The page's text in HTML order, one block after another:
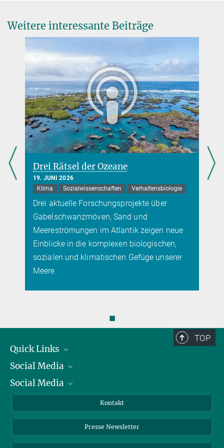
Freischwanz-Fledermaus ist der schnellste Flieger
im Tierreich
9. NOVEMBER 2016
Fledermäuse sind nicht nur gewandte Flieger, sondern auch
rekordverdächtig schnell
mehr
Glasfassaden – Fallen für Fledermäuse
7. SEPTEMBER 2017
Fledermäuse nehmen glatte senkrechte Flächen erst kurz vor dem
Aufprall wahr und können so einen Zusammenstoß oft nicht
Weitere interessante Beiträge
Drei Rätsel der Ozeane
19. JUNI 2026
Klima
Sozialwissenschaften Verhaltensbiologie
Drei aktuelle Forschungsprojekte über
Gabelschwanzmöven, Sand und
Meereströmungen im Atlantik zeigen neue
Einblicke in die komplexen biologischen,
sozialen und klimatischen Gefüge unserer
Meere
◼
TOP
Quick Links
Präsident
Zahlen und Fakten
Social Media
Bluesky
TikTok
Social Media
Instagram
YouTube
Kontakt
Presse Newsletter